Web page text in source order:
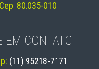
80.035-010
EM CONTATO
(11) 95218-7171